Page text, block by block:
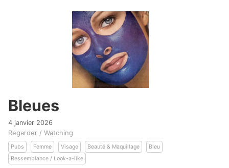
Bleues
4 janvier 2026
Regarder / Watching
Pubs Femme Visage Beauté & Maquillage
Bleu
Ressemblance / Look-a-like